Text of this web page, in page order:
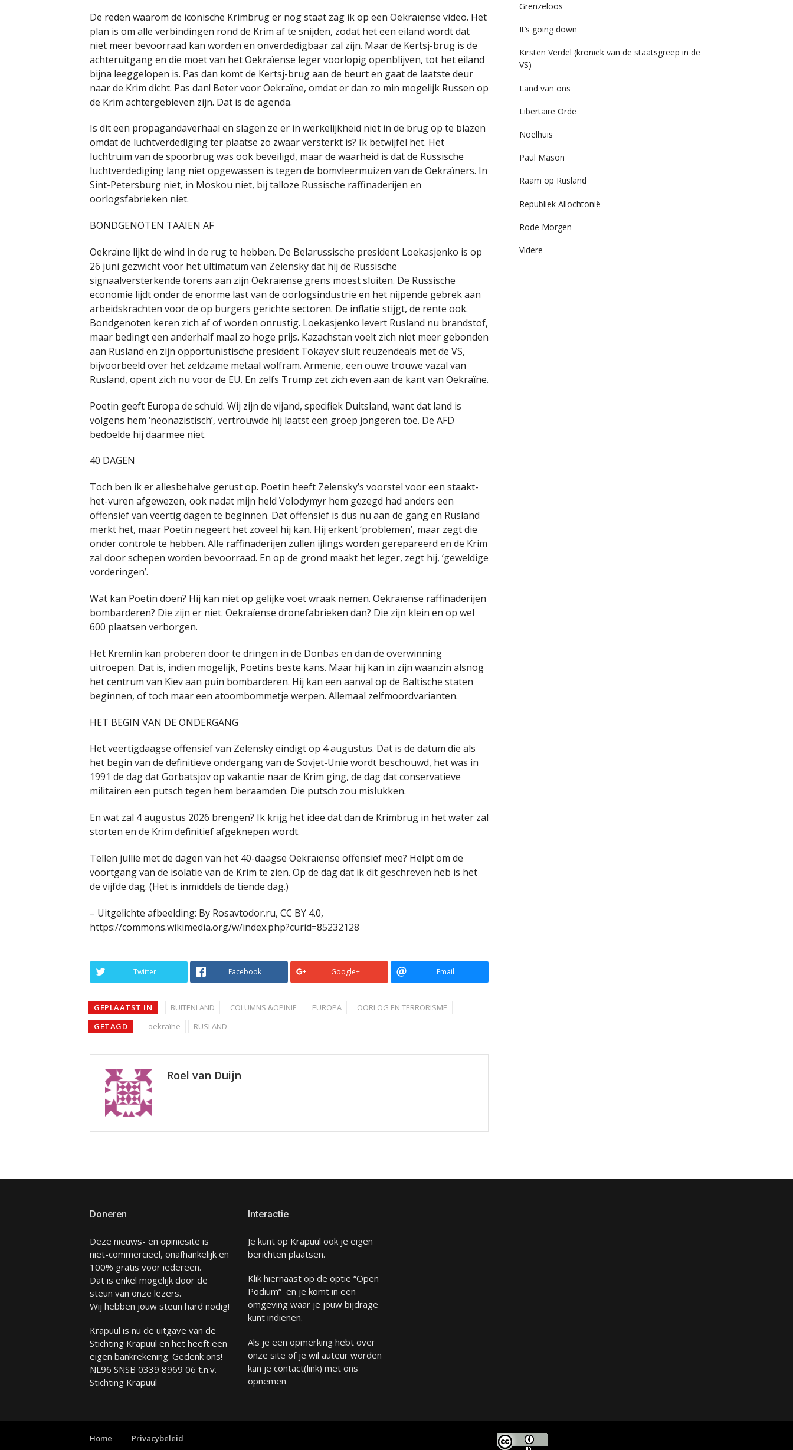
De reden waarom de iconische Krimbrug er nog staat zag ik op een Oekraïense video. Het
plan is om alle verbindingen rond de Krim af te snijden, zodat het een eiland wordt dat
niet meer bevoorraad kan worden en onverdedigbaar zal zijn. Maar de Kertsj-brug is de
achteruitgang en die moet van het Oekraïense leger voorlopig openblijven, tot het eiland
bijna leeggelopen is. Pas dan komt de Kertsj-brug aan de beurt en gaat de laatste deur
naar de Krim dicht. Pas dan! Beter voor Oekraïne, omdat er dan zo min mogelijk Russen op
de Krim achtergebleven zijn. Dat is de agenda.
Is dit een propagandaverhaal en slagen ze er in werkelijkheid niet in de brug op te blazen
omdat de luchtverdediging ter plaatse zo zwaar versterkt is? Ik betwijfel het. Het
luchtruim van de spoorbrug was ook beveiligd, maar de waarheid is dat de Russische
luchtverdediging lang niet opgewassen is tegen de bomvleermuizen van de Oekraïners. In
Sint-Petersburg niet, in Moskou niet, bij talloze Russische raffinaderijen en
oorlogsfabrieken niet.
BONDGENOTEN TAAIEN AF
Oekraïne lijkt de wind in de rug te hebben. De Belarussische president Loekasjenko is op
26 juni gezwicht voor het ultimatum van Zelensky dat hij de Russische
signaalversterkende torens aan zijn Oekraïense grens moest sluiten. De Russische
economie lijdt onder de enorme last van de oorlogsindustrie en het nijpende gebrek aan
arbeidskrachten voor de op burgers gerichte sectoren. De inflatie stijgt, de rente ook.
Bondgenoten keren zich af of worden onrustig. Loekasjenko levert Rusland nu brandstof,
maar bedingt een anderhalf maal zo hoge prijs. Kazachstan voelt zich niet meer gebonden
aan Rusland en zijn opportunistische president Tokayev sluit reuzendeals met de VS,
bijvoorbeeld over het zeldzame metaal wolfram. Armenië, een ouwe trouwe vazal van
Rusland, opent zich nu voor de EU. En zelfs Trump zet zich even aan de kant van Oekraïne.
Poetin geeft Europa de schuld. Wij zijn de vijand, specifiek Duitsland, want dat land is
volgens hem ‘neonazistisch’, vertrouwde hij laatst een groep jongeren toe. De AFD
bedoelde hij daarmee niet.
40 DAGEN
Toch ben ik er allesbehalve gerust op. Poetin heeft Zelensky’s voorstel voor een staakt-
het-vuren afgewezen, ook nadat mijn held Volodymyr hem gezegd had anders een
offensief van veertig dagen te beginnen. Dat offensief is dus nu aan de gang en Rusland
merkt het, maar Poetin negeert het zoveel hij kan. Hij erkent ‘problemen’, maar zegt die
onder controle te hebben. Alle raffinaderijen zullen ijlings worden gerepareerd en de Krim
zal door schepen worden bevoorraad. En op de grond maakt het leger, zegt hij, ‘geweldige
vorderingen’.
Wat kan Poetin doen? Hij kan niet op gelijke voet wraak nemen. Oekraïense raffinaderijen
bombarderen? Die zijn er niet. Oekraïense dronefabrieken dan? Die zijn klein en op wel
600 plaatsen verborgen.
Het Kremlin kan proberen door te dringen in de Donbas en dan de overwinning
uitroepen. Dat is, indien mogelijk, Poetins beste kans. Maar hij kan in zijn waanzin alsnog
het centrum van Kiev aan puin bombarderen. Hij kan een aanval op de Baltische staten
beginnen, of toch maar een atoombommetje werpen. Allemaal zelfmoordvarianten.
HET BEGIN VAN DE ONDERGANG
Het veertigdaagse offensief van Zelensky eindigt op 4 augustus. Dat is de datum die als
het begin van de definitieve ondergang van de Sovjet-Unie wordt beschouwd, het was in
1991 de dag dat Gorbatsjov op vakantie naar de Krim ging, de dag dat conservatieve
militairen een putsch tegen hem beraamden. Die putsch zou mislukken.
En wat zal 4 augustus 2026 brengen? Ik krijg het idee dat dan de Krimbrug in het water zal
storten en de Krim definitief afgeknepen wordt.
Tellen jullie met de dagen van het 40-daagse Oekraïense offensief mee? Helpt om de
voortgang van de isolatie van de Krim te zien. Op de dag dat ik dit geschreven heb is het
de vijfde dag. (Het is inmiddels de tiende dag.)
– Uitgelichte afbeelding: By Rosavtodor.ru, CC BY 4.0,
https://commons.wikimedia.org/w/index.php?curid=85232128
Twitter Facebook Google+ Email
GEPLAATST IN BUITENLAND COLUMNS &OPINIE EUROPA
OORLOG EN TERRORISME
GETAGD
oekraïne RUSLAND
Roel van Duijn
Grenzeloos
It’s going down
Kirsten Verdel (kroniek van de staatsgreep in de
VS)
Land van ons
Libertaire Orde
Noelhuis
Paul Mason
Raam op Rusland
Republiek Allochtonië
Rode Morgen
Videre
Doneren
Deze nieuws- en opiniesite is
niet-commercieel, onafhankelijk en
100% gratis voor iedereen.
Dat is enkel mogelijk door de
steun van onze lezers.
Wij hebben jouw steun hard nodig!
Krapuul is nu de uitgave van de
Stichting Krapuul en het heeft een
eigen bankrekening. Gedenk ons!
NL96 SNSB 0339 8969 06 t.n.v.
Stichting Krapuul
Interactie
Je kunt op Krapuul ook je eigen
berichten plaatsen.
Klik hiernaast op de optie “Open
Podium” en je komt in een
omgeving waar je jouw bijdrage
kunt indienen.
Als je een opmerking hebt over
onze site of je wil auteur worden
kan je contact(link) met ons
opnemen
Home Privacybeleid